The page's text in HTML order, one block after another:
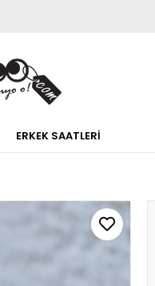
ERKEK SAATLERİ